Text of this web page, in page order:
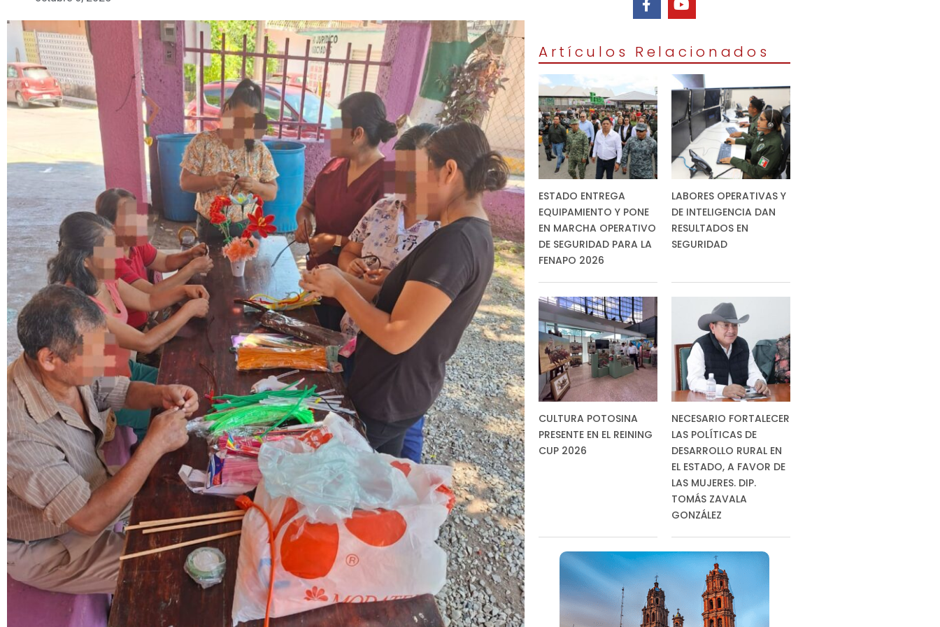
Artículos Relacionados
ESTADO ENTREGA
EQUIPAMIENTO Y PONE
EN MARCHA OPERATIVO
DE SEGURIDAD PARA LA
FENAPO 2026
LABORES OPERATIVAS Y
DE INTELIGENCIA DAN
RESULTADOS EN
SEGURIDAD
CULTURA POTOSINA
PRESENTE EN EL REINING
CUP 2026
NECESARIO FORTALECER
LAS POLÍTICAS DE
DESARROLLO RURAL EN
EL ESTADO, A FAVOR DE
LAS MUJERES. DIP.
TOMÁS ZAVALA
GONZÁLEZ